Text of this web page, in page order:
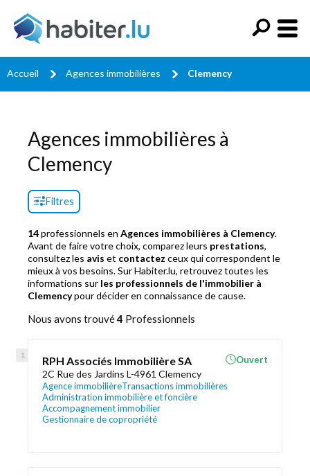
Accueil Agences immobilières Clemency
Agences immobilières à
Clemency
Filtres
14professionnels en Agences immobilières à Clemency.
Avant de faire votre choix, comparez leurs prestations,
consultez les avis et contactez ceux qui correspondent le
mieux à vos besoins. Sur Habiter.lu, retrouvez toutes les
informations sur les professionnels de l'immobilier à
Clemencypour décider en connaissance de cause.
Nous avons trouvé4 Professionnels
RPH Associés Immobilière SA
2C Rue des Jardins L-4961 Clemency
Agence immobilièreTransactions immobilières
Administration immobilière et foncière
Accompagnement immobilier
Gestionnaire de copropriété
Ouvert